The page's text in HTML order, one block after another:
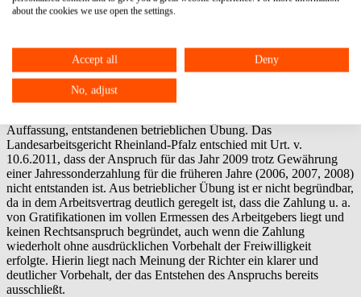
Arbeitsvertrag unter Punkt "Vergütung und sonstige Leistungen" u.
Ermessen des Arbeitgebers und begründet keinen Rechtsanspruch,
auch wenn die Zahlung wiederholt ohne ausdrücklichen Vorbehalt
der Freiwilligkeit erfolgte." In den Jahren 2006 bis 2008 zahlte der
Arbeitgeber eine Sondervergütung, 2009 nicht. Der Arbeitnehmer
Auffassung, entstandenen betrieblichen Übung. Das
Landesarbeitsgericht Rheinland-Pfalz entschied mit Urt. v.
10.6.2011, dass der Anspruch für das Jahr 2009 trotz Gewährung
einer Jahressonderzahlung für die früheren Jahre (2006, 2007, 2008)
nicht entstanden ist. Aus betrieblicher Übung ist er nicht begründbar,
da in dem Arbeitsvertrag deutlich geregelt ist, dass die Zahlung u. a.
von Gratifikationen im vollen Ermessen des Arbeitgebers liegt und
keinen Rechtsanspruch begründet, auch wenn die Zahlung
wiederholt ohne ausdrücklichen Vorbehalt der Freiwilligkeit
erfolgte. Hierin liegt nach Meinung der Richter ein klarer und
deutlicher Vorbehalt, der das Entstehen des Anspruchs bereits
ausschließt.
about the cookies we use open the settings.
Accept all Deny
No, adjust